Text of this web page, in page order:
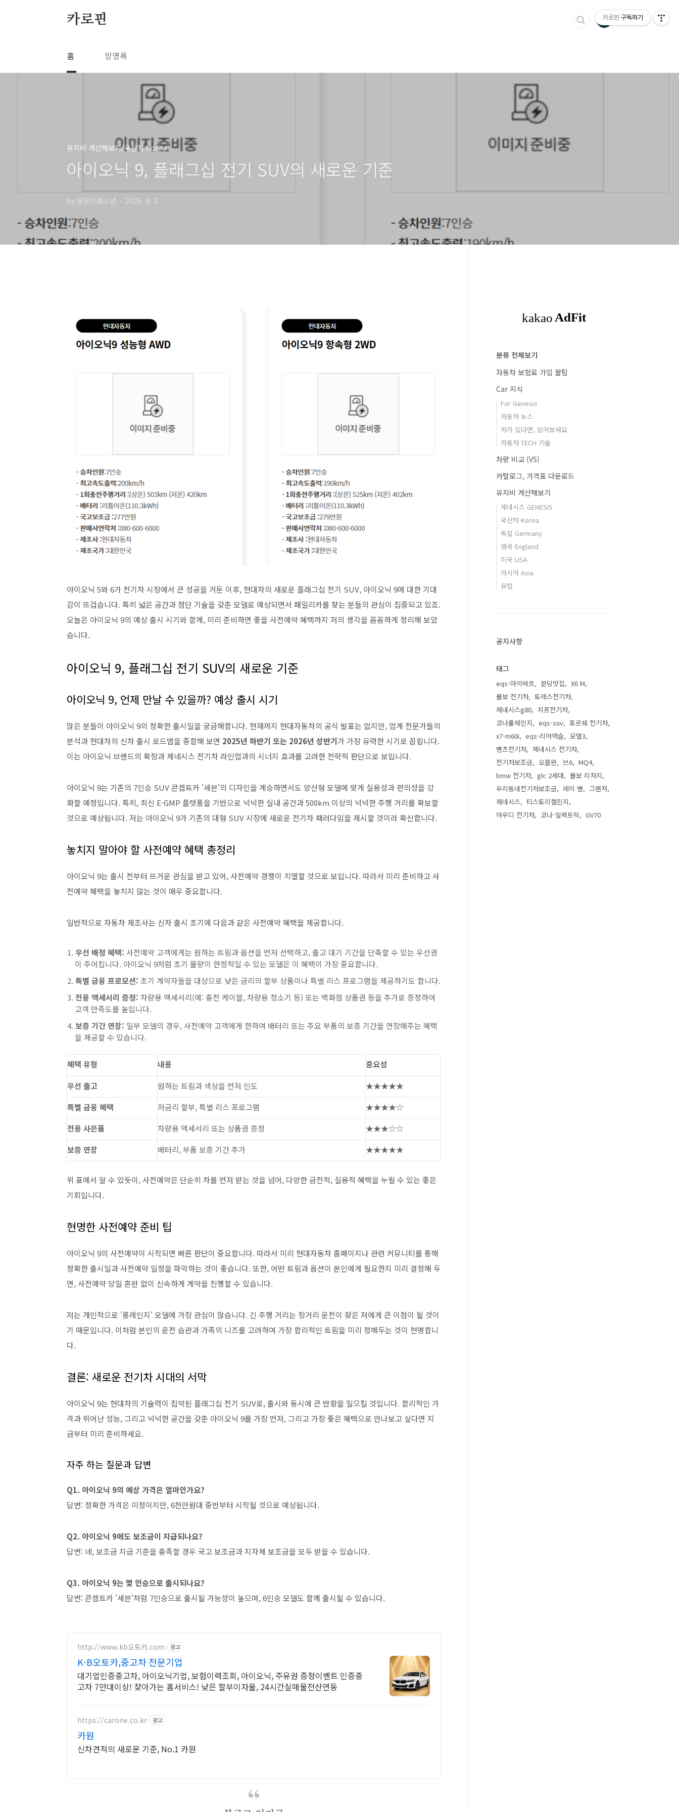
카로핀
홈 방명록
유지비 계산해보기/국산차 Korea
아이오닉 9, 플래그십 전기 SUV의 새로운 기준
by 분당미래소년 2025. 9. 3.
아이오닉 5와 6가 전기차 시장에서 큰 성공을 거둔 이후, 현대차의 새로운 플래그십 전기 SUV, 아이오닉 9에 대한 기대
감이 뜨겁습니다. 특히 넓은 공간과 첨단 기술을 갖춘 모델로 예상되면서 패밀리카를 찾는 분들의 관심이 집중되고 있죠.
오늘은 아이오닉 9의 예상 출시 시기와 함께, 미리 준비하면 좋을 사전예약 혜택까지 저의 생각을 꼼꼼하게 정리해 보았
습니다.
아이오닉 9, 플래그십 전기 SUV의 새로운 기준
아이오닉 9, 언제 만날 수 있을까? 예상 출시 시기
많은 분들이 아이오닉 9의 정확한 출시일을 궁금해합니다. 현재까지 현대자동차의 공식 발표는 없지만, 업계 전문가들의
분석과 현대차의 신차 출시 로드맵을 종합해 보면 2025년 하반기 또는 2026년 상반기가 가장 유력한 시기로 꼽힙니다.
이는 아이오닉 브랜드의 확장과 제네시스 전기차 라인업과의 시너지 효과를 고려한 전략적 판단으로 보입니다.
아이오닉 9는 기존의 7인승 SUV 콘셉트카 '세븐'의 디자인을 계승하면서도 양산형 모델에 맞게 실용성과 편의성을 강
화할 예정입니다. 특히, 최신 E-GMP 플랫폼을 기반으로 넉넉한 실내 공간과 500km 이상의 넉넉한 주행 거리를 확보할
것으로 예상됩니다. 저는 아이오닉 9가 기존의 대형 SUV 시장에 새로운 전기차 패러다임을 제시할 것이라 확신합니다.
놓치지 말아야 할 사전예약 혜택 총정리
아이오닉 9는 출시 전부터 뜨거운 관심을 받고 있어, 사전예약 경쟁이 치열할 것으로 보입니다. 따라서 미리 준비하고 사
전예약 혜택을 놓치지 않는 것이 매우 중요합니다.
일반적으로 자동차 제조사는 신차 출시 초기에 다음과 같은 사전예약 혜택을 제공합니다.
우선 배정 혜택: 사전예약 고객에게는 원하는 트림과 옵션을 먼저 선택하고, 출고 대기 기간을 단축할 수 있는 우선권
이 주어집니다. 아이오닉 9처럼 초기 물량이 한정적일 수 있는 모델은 이 혜택이 가장 중요합니다.
특별 금융 프로모션: 초기 계약자들을 대상으로 낮은 금리의 할부 상품이나 특별 리스 프로그램을 제공하기도 합니다.
전용 액세서리 증정: 차량용 액세서리(예: 충전 케이블, 차량용 청소기 등) 또는 백화점 상품권 등을 추가로 증정하여
고객 만족도를 높입니다.
보증 기간 연장: 일부 모델의 경우, 사전예약 고객에게 한하여 배터리 또는 주요 부품의 보증 기간을 연장해주는 혜택
을 제공할 수 있습니다.
혜택 유형 내용 중요성
우선 출고 원하는 트림과 색상을 먼저 인도
★★★★★
특별 금융 혜택
저금리 할부, 특별 리스 프로그램
★★★★☆
전용 사은품
차량용 액세서리 또는 상품권 증정
★★★☆☆
보증 연장
배터리, 부품 보증 기간 추가 ★★★★★
위 표에서 알 수 있듯이, 사전예약은 단순히 차를 먼저 받는 것을 넘어, 다양한 금전적, 실용적 혜택을 누릴 수 있는 좋은
기회입니다.
현명한 사전예약 준비 팁
아이오닉 9의 사전예약이 시작되면 빠른 판단이 중요합니다. 따라서 미리 현대자동차 홈페이지나 관련 커뮤니티를 통해
정확한 출시일과 사전예약 일정을 파악하는 것이 좋습니다. 또한, 어떤 트림과 옵션이 본인에게 필요한지 미리 결정해 두
면, 사전예약 당일 혼란 없이 신속하게 계약을 진행할 수 있습니다.
저는 개인적으로 '롱레인지' 모델에 가장 관심이 많습니다. 긴 주행 거리는 장거리 운전이 잦은 저에게 큰 이점이 될 것이
기 때문입니다. 이처럼 본인의 운전 습관과 가족의 니즈를 고려하여 가장 합리적인 트림을 미리 정해두는 것이 현명합니
다.
결론: 새로운 전기차 시대의 서막
아이오닉 9는 현대차의 기술력이 집약된 플래그십 전기 SUV로, 출시와 동시에 큰 반향을 일으킬 것입니다. 합리적인 가
격과 뛰어난 성능, 그리고 넉넉한 공간을 갖춘 아이오닉 9를 가장 먼저, 그리고 가장 좋은 혜택으로 만나보고 싶다면 지
금부터 미리 준비하세요.
자주 하는 질문과 답변
Q1. 아이오닉 9의 예상 가격은 얼마인가요?
답변: 정확한 가격은 미정이지만, 6천만원대 중반부터 시작될 것으로 예상됩니다.
Q2. 아이오닉 9에도 보조금이 지급되나요?
답변: 네, 보조금 지급 기준을 충족할 경우 국고 보조금과 지자체 보조금을 모두 받을 수 있습니다.
Q3. 아이오닉 9는 몇 인승으로 출시되나요?
답변: 콘셉트카 '세븐'처럼 7인승으로 출시될 가능성이 높으며, 6인승 모델도 함께 출시될 수 있습니다.
http://www.kb오토카.com 광고
K-B오토카,중고차 전문기업
대기업인증중고차, 아이오닉기업, 보험이력조회, 아이오닉, 주유권 증정이벤트 인증중
고차 7만대이상! 찾아가는 홈서비스! 낮은 할부이자율, 24시간실매물전산연동
https://carone.co.kr 광고
카원
신차견적의 새로운 기준, No.1 카원
분류 전체보기
자동차 보험료 가입 꿀팁
Car 지식
For Genesis
자동차 뉴스
차가 있다면, 읽어보세요
자동차 TECH 기술
차량 비교 (VS)
카탈로그, 가격표 다운로드
유지비 계산해보기
제네시스 GENESIS
국산차 Korea
독일 Germany
영국 England
미국 USA
아시아 Asia
유럽
공지사항
태그
eqs-마이바흐 분당맛집
X6 M
볼보 전기차
토레스전기차
제네시스g80
지프전기차
코나풀체인지
eqs-suv
포르쉐 전기차
x7-m60i
eqs-리어액슬
모델3
벤츠전기차
제네시스 전기차
전기차보조금
오블완 브6
MQ4
bmw 전기차
glc 2세대
볼보 리차지
우리동네전기차보조금
레이 밴
그랜저
제네시스
티스토리챌린지
아우디 전기차
코나-일렉트릭 GV70
카로핀 구독하기